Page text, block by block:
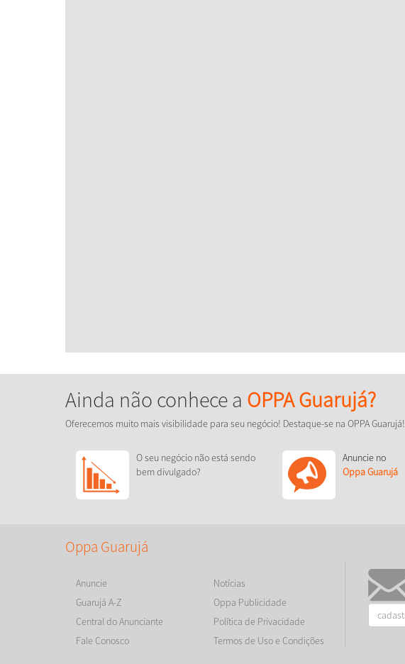
Ainda não conhece a OPPA Guarujá?
Oferecemos muito mais visibilidade para seu negócio! Destaque-se na OPPA Guarujá!
O seu negócio não está sendo
bem divulgado?
Anuncie no
Oppa Guarujá
Oppa Guarujá
Anuncie
Guarujá A-Z
Central do Anunciante
Fale Conosco
Notícias
Oppa Publicidade
Política de Privacidade
Termos de Uso e Condições